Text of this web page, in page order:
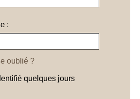
:
oublié ?
quelques jours